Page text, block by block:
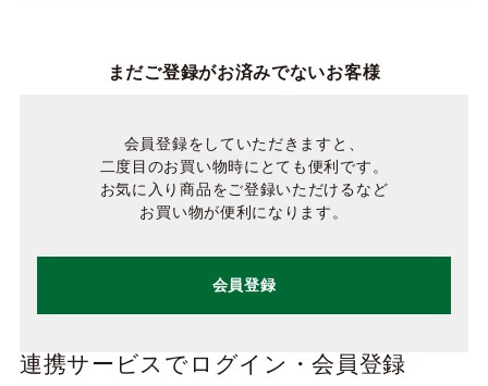
まだご登録がお済みでないお客様
会員登録をしていただきますと、
二度目のお買い物時にとても便利です。
お気に入り商品をご登録いただけるなど
お買い物が便利になります。
会員登録
連携サービスでログイン・会員登録